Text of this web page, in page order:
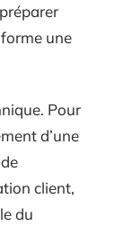
une
Pour
d’une
client,
du